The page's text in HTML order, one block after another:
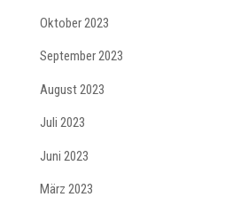
Oktober 2023
September 2023
August 2023
Juli 2023
Juni 2023
März 2023